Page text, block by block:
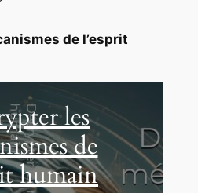
de l’esprit
les
de
humain